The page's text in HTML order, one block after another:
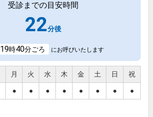
受診までの目安時間
22分後
19時40分ごろ にお呼びいたします
月 火 水 木 金 土 日 祝
● ● ● ● ● ● ● ●